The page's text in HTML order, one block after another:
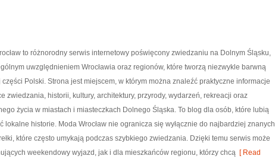
to różnorodny serwis internetowy poświęcony zwiedzaniu na Dolnym Śląsku,
uwzględnieniem Wrocławia oraz regionów, które tworzą niezwykle barwną
części Polski. Strona jest miejscem, w którym można znaleźć praktyczne informacje
zwiedzania, historii, kultury, architektury, przyrody, wydarzeń, rekreacji oraz
życia w miastach i miasteczkach Dolnego Śląska. To blog dla osób, które lubią
lokalne historie. Moda Wrocław nie ogranicza się wyłącznie do najbardziej znanych
które często umykają podczas szybkiego zwiedzania. Dzięki temu serwis może
weekendowy wyjazd, jak i dla mieszkańców regionu, którzy chcą [ Read